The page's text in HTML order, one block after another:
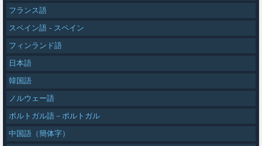
フランス語
スペイン語 - スペイン
フィンランド語
日本語
韓国語
ノルウェー語
ポルトガル語－ポルトガル
中国語（簡体字）